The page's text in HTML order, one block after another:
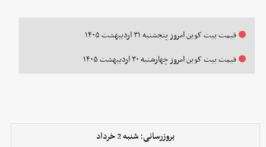
قیمت بیت کوین امروز پنجشنبه ۳۱ اردیبهشت ۱۴۰۵
قیمت بیت کوین امروز چهارشنبه ۳۰ اردیبهشت ۱۴۰۵
بروزرسانی: شنبه 2 خرداد